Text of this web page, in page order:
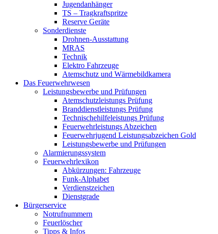
Jugendanhänger
TS – Tragkraftspritze
Reserve Geräte
Sonderdienste
Drohnen-Ausstattung
MRAS
Technik
Elektro Fahrzeuge
Atemschutz und Wärmebildkamera
Das Feuerwehrwesen
Leistungsbewerbe und Prüfungen
Atemschutzleistungs Prüfung
Branddienstleistungs Prüfung
Technischehilfeleistungs Prüfung
Feuerwehrleistungs Abzeichen
Feuerwehrjugend Leistungsabzeichen Gold
Leistungsbewerbe und Prüfungen
Alarmierungssystem
Feuerwehrlexikon
Abkürzungen: Fahrzeuge
Funk-Alphabet
Verdienstzeichen
Dienstgrade
Bürgerservice
Notrufnummern
Feuerlöscher
Tipps & Infos